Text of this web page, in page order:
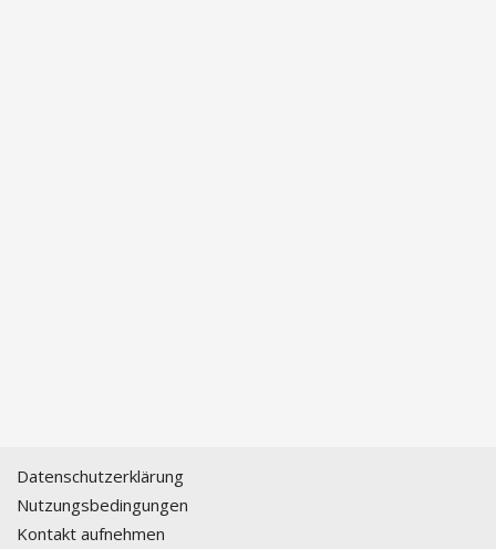
Datenschutzerklärung
Nutzungsbedingungen
Kontakt aufnehmen